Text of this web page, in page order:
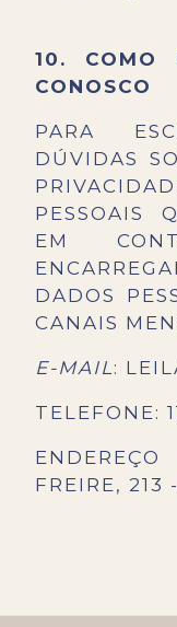
10.
COMO
CONOSCO
PARA
DÚVIDAS
PESSOAIS
EM
DADOS
CANAIS
E-MAIL:
TELEFONE:
FREIRE, 213